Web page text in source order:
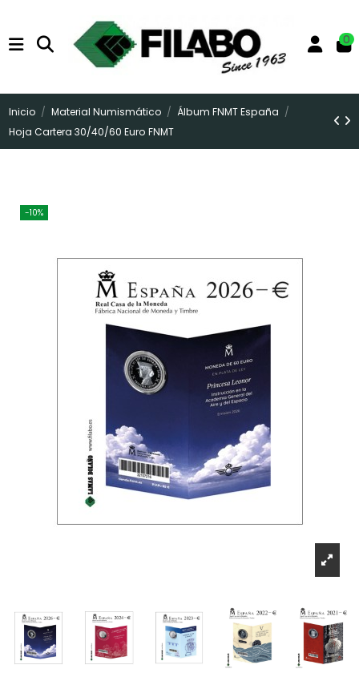
0
Inicio Material Numismático
Álbum FNMT España
Hoja Cartera 30/40/60 Euro FNMT
-10%